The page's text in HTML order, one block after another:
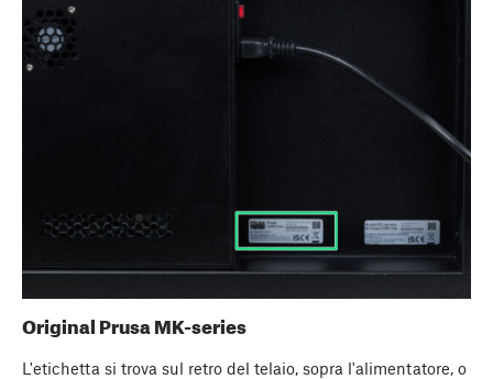
Original Prusa MK-series
L'etichetta si trova sul retro del telaio, sopra l'alimentatore, o